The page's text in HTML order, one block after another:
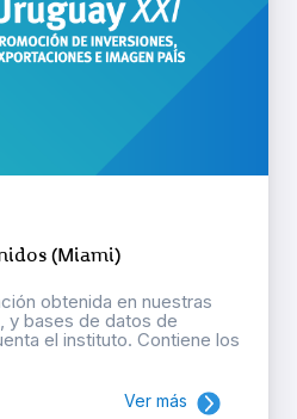
(Miami)
obtenida en nuestras
y bases de datos de
el instituto. Contiene los
Ver más